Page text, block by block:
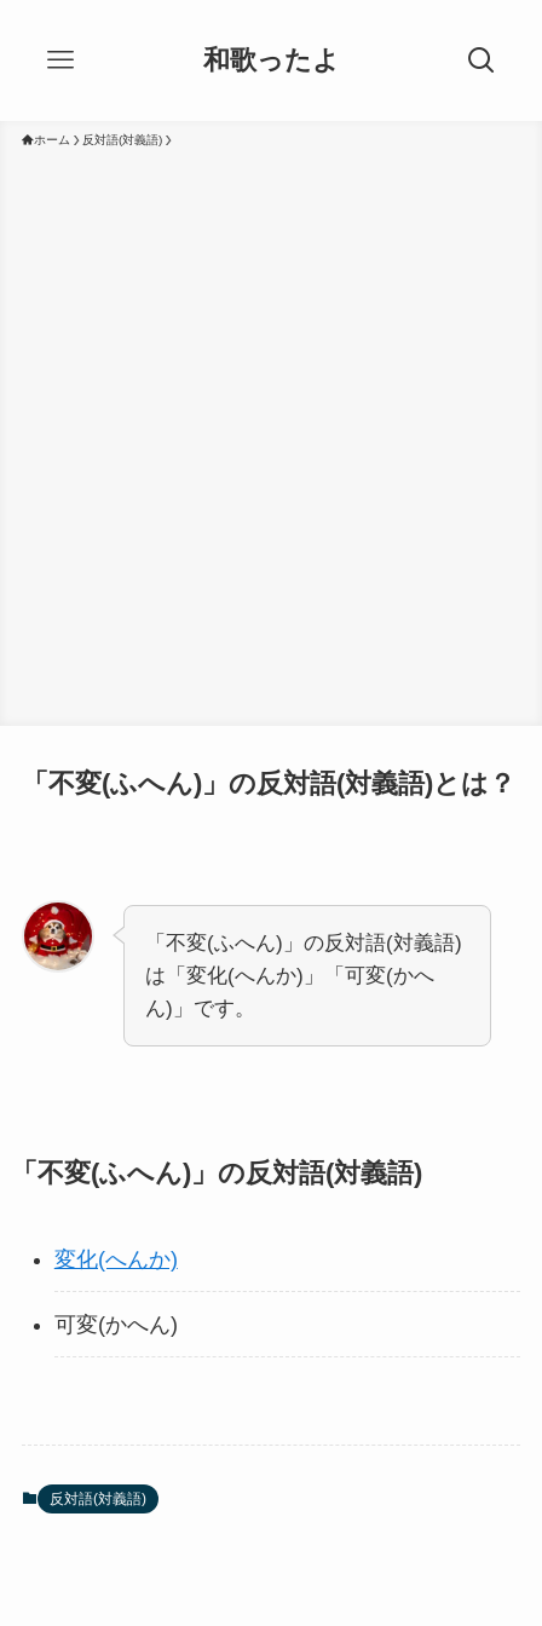
和歌ったよ
ホーム 反対語(対義語)
「不変(ふへん)」の反対語(対義語)とは？
「不変(ふへん)」の反対語(対義語)
は「変化(へんか)」「可変(かへ
ん)」です。
「不変(ふへん)」の反対語(対義語)
変化(へんか)
可変(かへん)
反対語(対義語)